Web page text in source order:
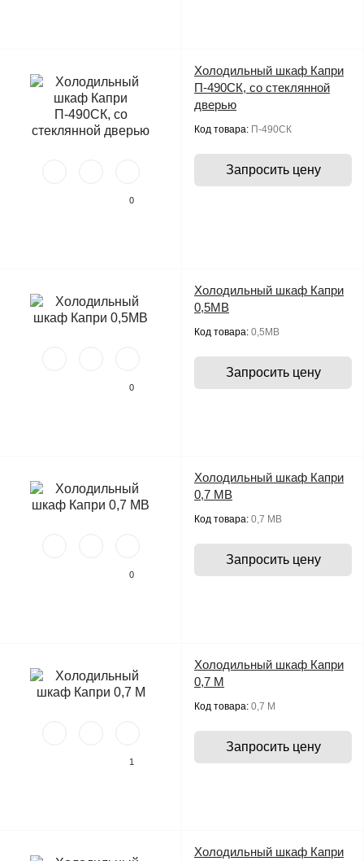
0
Холодильный шкаф Капри
П-490СК, со стеклянной
дверью
Код товара: П-490СК
Запросить цену
0
Холодильный шкаф Капри
0,5МВ
Код товара: 0,5МВ
Запросить цену
0
Холодильный шкаф Капри
0,7 МВ
Код товара: 0,7 МВ
Запросить цену
1
Холодильный шкаф Капри
0,7 М
Код товара: 0,7 М
Запросить цену
Холодильный шкаф Капри